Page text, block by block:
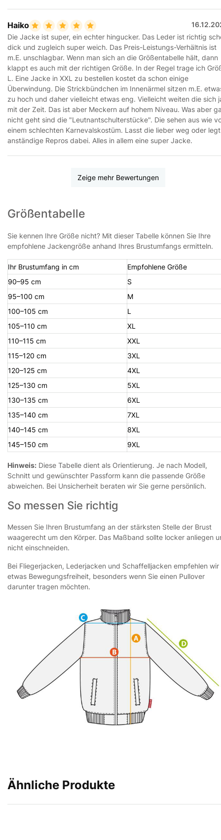
Haiko
Die Jacke ist super, ein echter hingucker. Das Leder ist richtig
dick und zugleich super weich. Das Preis-Leistungs-Verhältnis ist
m.E. unschlagbar. Wenn man sich an die Größentabelle hält, dann
klappt es auch mit der richtigen Größe. In der Regel trage ich
L. Eine Jacke in XXL zu bestellen kostet da schon einige
Überwindung. Die Strickbündchen im Innenärmel sitzen m.E.
zu hoch und daher vielleicht etwas eng. Vielleicht weiten die sich
mit der Zeit. Das ist aber Meckern auf hohem Niveau. Was aber
nicht geht sind die "Leutnantschulterstücke". Die sehen aus wie
einem schlechten Karnevalskostüm. Lasst die lieber weg oder legt
anständige Repros dabei. Alles in allem eine super Jacke.
Zeige mehr Bewertungen
Größentabelle
Sie kennen Ihre Größe nicht? Mit dieser Tabelle können Sie Ihre
empfohlene Jackengröße anhand Ihres Brustumfangs ermitteln.
Ihr Brustumfang in cm
Empfohlene Größe
90–95 cm
S
95–100 cm
M
100–105 cm
L
105–110 cm
XL
110–115 cm
XXL
115–120 cm
3XL
120–125 cm
4XL
125–130 cm
5XL
130–135 cm
6XL
135–140 cm
7XL
140–145 cm
8XL
145–150 cm
9XL
Hinweis: Diese Tabelle dient als Orientierung. Je nach Modell,
Schnitt und gewünschter Passform kann die passende Größe
abweichen. Bei Unsicherheit beraten wir Sie gerne persönlich.
So messen Sie richtig
Messen Sie Ihren Brustumfang an der stärksten Stelle der Brust
waagerecht um den Körper. Das Maßband sollte locker anliegen
nicht einschneiden.
Bei Fliegerjacken, Lederjacken und Schaffelljacken empfehlen wir
etwas Bewegungsfreiheit, besonders wenn Sie einen Pullover
darunter tragen möchten.
Ähnliche Produkte